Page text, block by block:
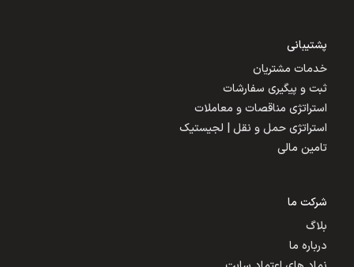
پشتیبانی
خدمات مشتریان
ثبت و پیگیری سفارشات
استراتژی مناقصات و معاملات
استراتژی حمل و نقل | لجیستیک
تامین مالی
شرکت ما
بلاگ
درباره ما